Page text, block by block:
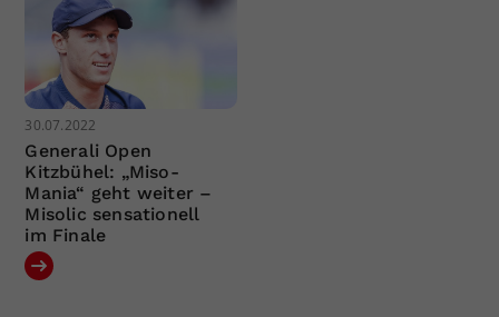
30.07.2022
Generali Open
Kitzbühel: „Miso-
Mania“ geht weiter –
Misolic sensationell
im Finale